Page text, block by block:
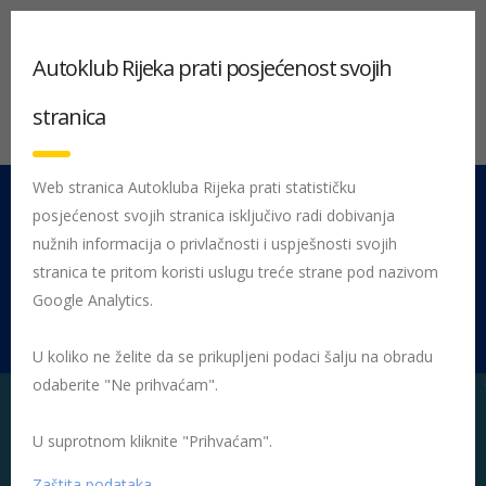
051 212 442 Centrala
Pon - Pet 08:00 - 16:00
Rujevica 9/1, 51000 Rijeka
Početna Posljednje objavljene novosti
Autoklub Rijeka prati posjećenost svojih
stranica
Web stranica Autokluba Rijeka prati statističku
posjećenost svojih stranica isključivo radi dobivanja
nužnih informacija o privlačnosti i uspješnosti svojih
stranica te pritom koristi uslugu treće strane pod nazivom
Google Analytics.
U koliko ne želite da se prikupljeni podaci šalju na obradu
odaberite "Ne prihvaćam".
U suprotnom kliknite "Prihvaćam".